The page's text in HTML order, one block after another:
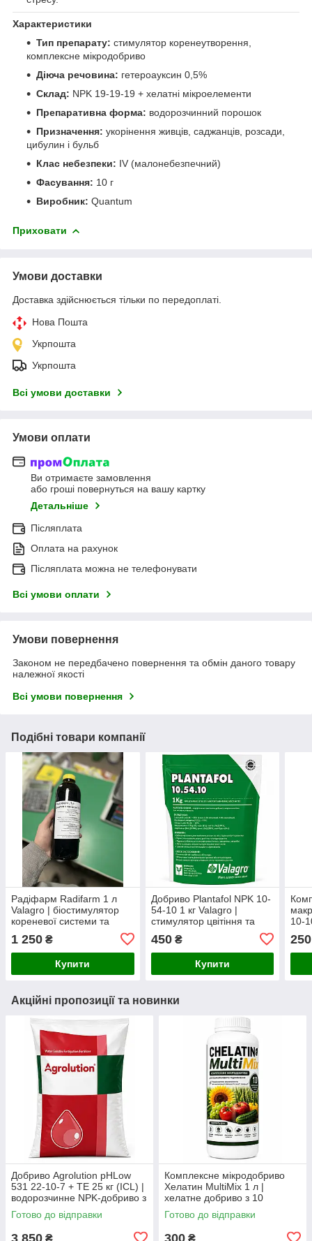
Характеристики
Тип препарату: стимулятор коренеутворення,
комплексне мікродобриво
Діюча речовина: гетероауксин 0,5%
Склад: NPK 19-19-19 + хелатні мікроелементи
Препаративна форма: водорозчинний порошок
Призначення: укорінення живців, саджанців, розсади,
цибулин і бульб
Клас небезпеки: IV (малонебезпечний)
Фасування: 10 г
Виробник: Quantum
Приховати
Умови доставки
Доставка здійснюється тільки по передоплаті.
Нова Пошта
Укрпошта
Укрпошта
Всі умови доставки
Умови оплати
Ви отримаєте замовлення
або гроші повернуться на вашу картку
Детальніше
Післяплата
Оплата на рахунок
Післяплата можна не телефонувати
Всі умови оплати
Умови повернення
Законом не передбачено повернення та обмін даного товару
належної якості
Всі умови повернення
Подібні товари компанії
Радіфарм Radifarm 1 л
Valagro | біостимулятор
кореневої системи та
укорінювач (розлив з 10 л
каністри)
1 250 ₴
Купити
Добриво Plantafol NPK 10-
54-10 1 кг Valagro |
стимулятор цвітіння та
450₴
Купити
10-
та
250
Акційні пропозиції та новинки
Добриво Agrolution pHLow
531 22-10-7 + TE 25 кг (ICL) |
водорозчинне NPK-добриво з
мікроелементами для
фертигації та інтенсивного
Готово до відправки
3 850 ₴
Комплексне мікродобриво
Хелатин MultiMix 1 л |
хелатне добриво з 10
мікроелементами для
позакореневого підживлення
Готово до відправки
300 ₴